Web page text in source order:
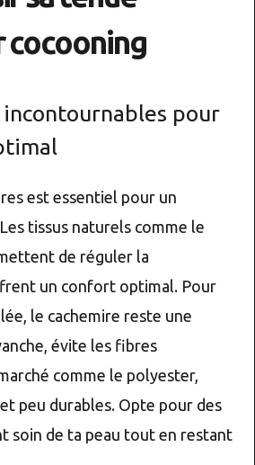
pour
est essentiel pour un
tissus naturels comme le
de réguler la
un confort optimal. Pour
le cachemire reste une
évite les fibres
comme le polyester,
peu durables. Opte pour des
soin de ta peau tout en restant